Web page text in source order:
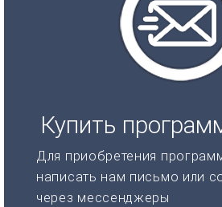
Купить
Для приобретения
написать нам письмо или
через мессенджеры